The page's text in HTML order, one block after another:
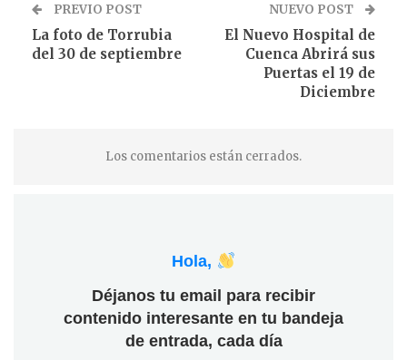
PREVIO POST
La foto de Torrubia
del 30 de septiembre
NUEVO POST
El Nuevo Hospital de
Cuenca Abrirá sus
Puertas el 19 de
Diciembre
Los comentarios están cerrados.
Hola,
Déjanos tu email para recibir
contenido interesante en tu bandeja
de entrada, cada día